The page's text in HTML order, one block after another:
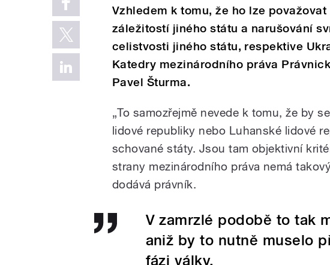
Vzhledem k tomu, že ho lze
záležitostí jiného státu a narušování
celistvosti jiného státu, respektive
Katedry mezinárodního práva
Pavel Šturma.
„To samozřejmě nevede k tomu, že by
lidové republiky nebo Luhanské lidové
schované státy. Jsou tam objektivní
strany mezinárodního práva nemá
dodává právník.
V zamrzlé podobě to tak
aniž by to nutně muselo
fázi války.